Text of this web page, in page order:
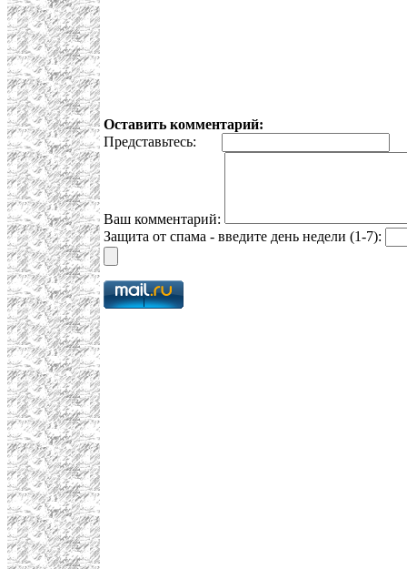
Оставить комментарий:
Представьтесь:
Ваш комментарий:
Защита от спама - введите день недели (1-7):